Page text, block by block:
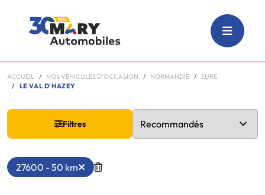
ACCUEIL NOS VÉHICULES D'OCCASION NORMANDIE
EURE
LE VAL D'HAZEY
Filtres
27600 - 50 km